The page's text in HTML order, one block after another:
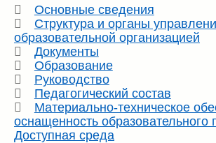
Основные сведения
Структура и органы
образовательной организацией
Документы
Образование
Руководство
Педагогический состав
Материально-техническое
оснащенность образовательного
Доступная среда